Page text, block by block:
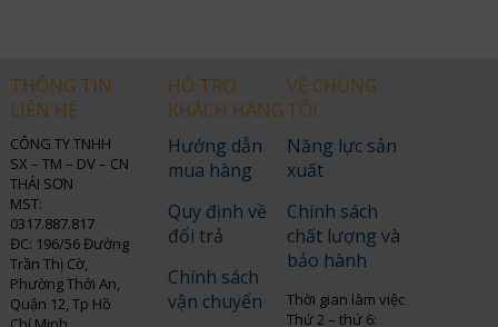
THÔNG TIN
LIÊN HỆ
CÔNG TY TNHH
SX – TM – DV – CN
THÁI SƠN
MST:
0317.887.817
ĐC: 196/56 Đường
Trần Thị Cờ,
Phường Thới An,
Quận 12, Tp Hồ
HỖ TRỢ
KHÁCH HÀNG
Hướng dẫn
mua hàng
Quy định về
đổi trả
Chính sách
vận chuyển
VỀ CHÚNG
TÔI
Năng lực sản
xuất
Chính sách
chất lượng và
bảo hành
Thời gian làm việc
Thứ 2 – thứ 6: